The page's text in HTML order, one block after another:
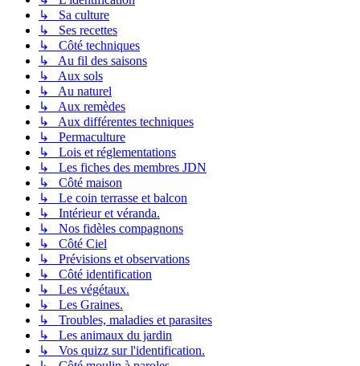
↳ Sa culture
↳ Ses recettes
↳ Côté techniques
↳ Au fil des saisons
↳ Aux sols
↳ Au naturel
↳ Aux remèdes
↳ Aux différentes techniques
↳ Permaculture
↳ Lois et réglementations
↳ Les fiches des membres JDN
↳ Côté maison
↳ Le coin terrasse et balcon
↳ Intérieur et véranda.
↳ Nos fidèles compagnons
↳ Côté Ciel
↳ Prévisions et observations
↳ Côté identification
↳ Les végétaux.
↳ Les Graines.
↳ Troubles, maladies et parasites
↳ Les animaux du jardin
↳ Vos quizz sur l'identification.